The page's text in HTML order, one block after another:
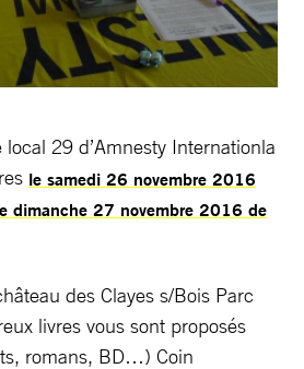
29 d’Amnesty Internationla
le samedi 26 novembre 2016
dimanche 27 novembre 2016 de
des Clayes s/Bois Parc
livres vous sont proposés
romans, BD…) Coin